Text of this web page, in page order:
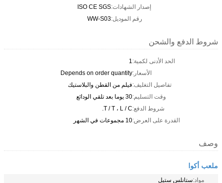
إصدار الشهادات:ISO CE SGS
رقم الموديل:WW-S03
شروط الدفع والشحن
الحد الأدنى لكمية:1
الأسعار:Depends on order quantity
تفاصيل التغليف:فيلم من القطن والبلاستيك
وقت التسليم:30 يوما بعد تلقي الودائع
شروط الدفع:T / T ، L / C.
القدرة على العرض:10 مجموعات في الشهر
وصف
ملعب أكوا
مواد:ستانلس ستيل